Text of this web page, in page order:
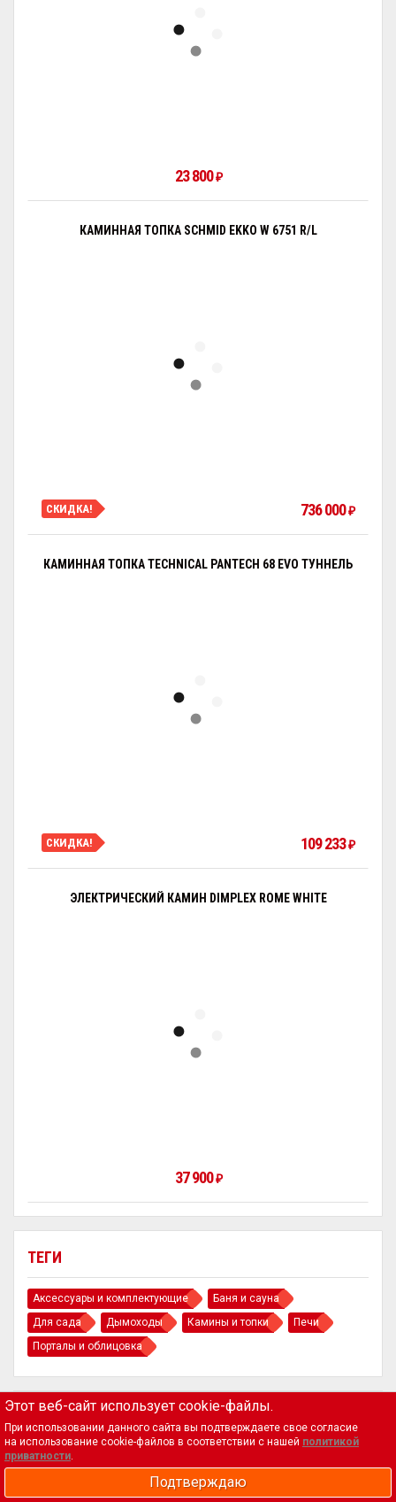
ТЕГИ
Аксессуары и комплектующие
Баня и сауна
Для сада
Дымоходы Камины и топки
Печи
Порталы и облицовка
23 800₽
КАМИННАЯ ТОПКА SCHMID EKKO W 6751 R/L
СКИДКА! 736 000₽
КАМИННАЯ ТОПКА TECHNICAL PANTECH 68 EVO ТУННЕЛЬ
СКИДКА! 109 233₽
ЭЛЕКТРИЧЕСКИЙ КАМИН DIMPLEX ROME WHITE
37 900₽
Биокамины, камины и печи
Магазин
Этот веб-сайт использует cookie-файлы.
При использовании данного сайта вы подтверждаете свое согласие
на использование cookie-файлов в соответствии с нашей политикой
приватности.
Подтверждаю